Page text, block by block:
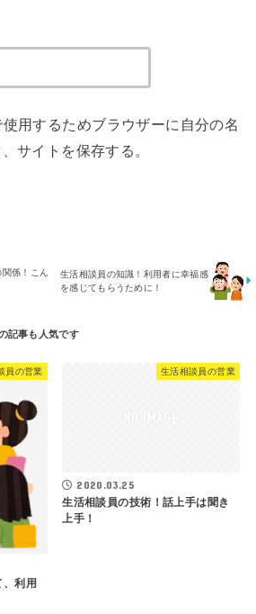
用するためブラウザーに自分の名
サイトを保存する。
係！こん
生活相談員の知識！利用者に幸福感
を感じてもらうために！
員の営業
、利用
生活相談員の営業
2020.03.25
生活相談員の技術！話上手は聞き
上手！